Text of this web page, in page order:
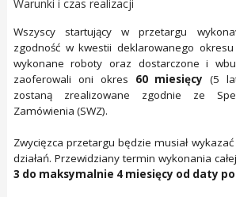
Warunki i czas realizacji
Wszyscy startujący w przetargu
zgodność w kwestii deklarowanego
wykonane roboty oraz dostarczone i
zaoferowali oni okres 60 miesięcy (5
zostaną zrealizowane zgodnie ze
Zamówienia (SWZ).
Zwycięzca przetargu będzie musiał
działań. Przewidziany termin wykonania
3 do maksymalnie 4 miesięcy od daty